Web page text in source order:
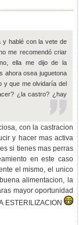
y hablé con la vete de
me recomendó criar
ella me dijo de la
ahora osea juguetona
y que me olvidaría del
¿la castro? ¿hay
con la castracion
y hacer mas activa
si tienes mas perras
en este caso
el mismo, el unico
alimentacion, la
mayor oportunidad